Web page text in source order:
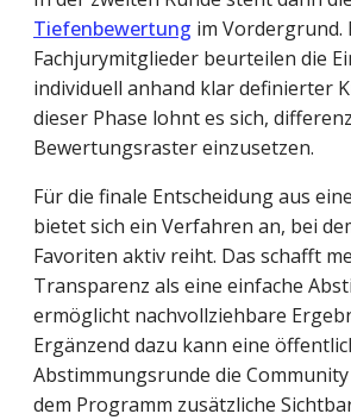
Tiefenbewertung im Vordergrund.
Fachjurymitglieder beurteilen die
individuell anhand klar definierter
dieser Phase lohnt es sich,
Bewertungsraster einzusetzen.
Für die finale Entscheidung aus
bietet sich ein Verfahren an, bei
Favoriten aktiv reiht. Das schafft
Transparenz als eine einfache
ermöglicht nachvollziehbare
Ergänzend dazu kann eine
Abstimmungsrunde die
dem Programm zusätzliche